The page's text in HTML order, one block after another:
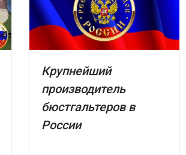
Крупнейший
производитель
бюстгальтеров в
России